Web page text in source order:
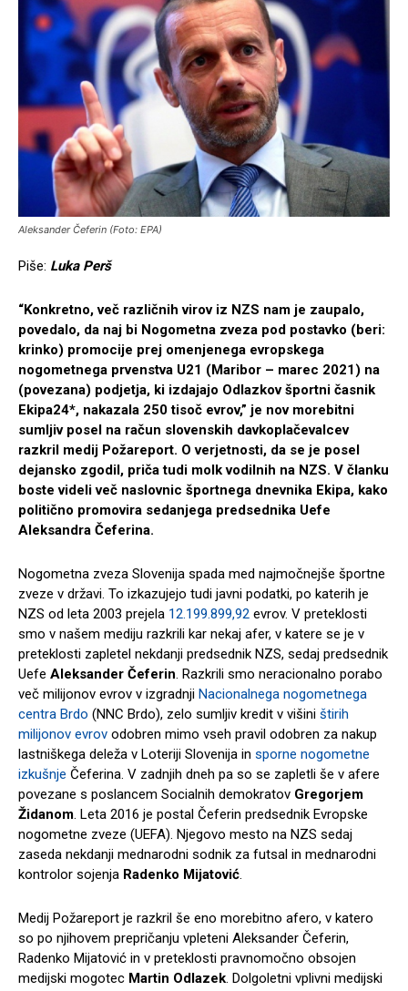
Aleksander Čeferin (Foto: EPA)
Piše: Luka Perš
“Konkretno, več različnih virov iz NZS nam je zaupalo,
povedalo, da naj bi Nogometna zveza pod postavko (beri:
krinko) promocije prej omenjenega evropskega
nogometnega prvenstva U21 (Maribor – marec 2021) na
(povezana) podjetja, ki izdajajo Odlazkov športni časnik
Ekipa24*, nakazala 250 tisoč evrov,” je nov morebitni
sumljiv posel na račun slovenskih davkoplačevalcev
razkril medij Požareport. O verjetnosti, da se je posel
dejansko zgodil, priča tudi molk vodilnih na NZS. V članku
boste videli več naslovnic športnega dnevnika Ekipa, kako
politično promovira sedanjega predsednika Uefe
Aleksandra Čeferina.
Nogometna zveza Slovenija spada med najmočnejše športne
zveze v državi. To izkazujejo tudi javni podatki, po katerih je
NZS od leta 2003 prejela 12.199.899,92 evrov. V preteklosti
smo v našem mediju razkrili kar nekaj afer, v katere se je v
preteklosti zapletel nekdanji predsednik NZS, sedaj predsednik
Uefe Aleksander Čeferin. Razkrili smo neracionalno porabo
več milijonov evrov v izgradnji Nacionalnega nogometnega
centra Brdo (NNC Brdo), zelo sumljiv kredit v višini štirih
milijonov evrov odobren mimo vseh pravil odobren za nakup
lastniškega deleža v Loteriji Slovenija in sporne nogometne
izkušnje Čeferina. V zadnjih dneh pa so se zapletli še v afere
povezane s poslancem Socialnih demokratov Gregorjem
Židanom. Leta 2016 je postal Čeferin predsednik Evropske
nogometne zveze (UEFA). Njegovo mesto na NZS sedaj
zaseda nekdanji mednarodni sodnik za futsal in mednarodni
kontrolor sojenja Radenko Mijatović.
Medij Požareport je razkril še eno morebitno afero, v katero
so po njihovem prepričanju vpleteni Aleksander Čeferin,
Radenko Mijatović in v preteklosti pravnomočno obsojen
medijski mogotec Martin Odlazek. Dolgoletni vplivni medijski